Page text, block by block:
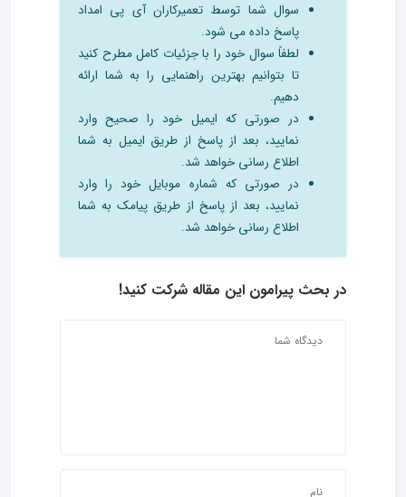
سوال شما توسط تعمیرکاران آی پی امداد
پاسخ داده می شود.
لطفاً سوال خود را با جزئیات کامل مطرح کنید
تا بتوانیم بهترین راهنمایی را به شما ارائه
دهیم.
در صورتی که ایمیل خود را صحیح وارد
نمایید، بعد از پاسخ از طریق ایمیل به شما
اطلاع رسانی خواهد شد.
در صورتی که شماره موبایل خود را وارد
نمایید، بعد از پاسخ از طریق پیامک به شما
اطلاع رسانی خواهد شد.
در بحث‌ پیرامون این مقاله شرکت کنید!